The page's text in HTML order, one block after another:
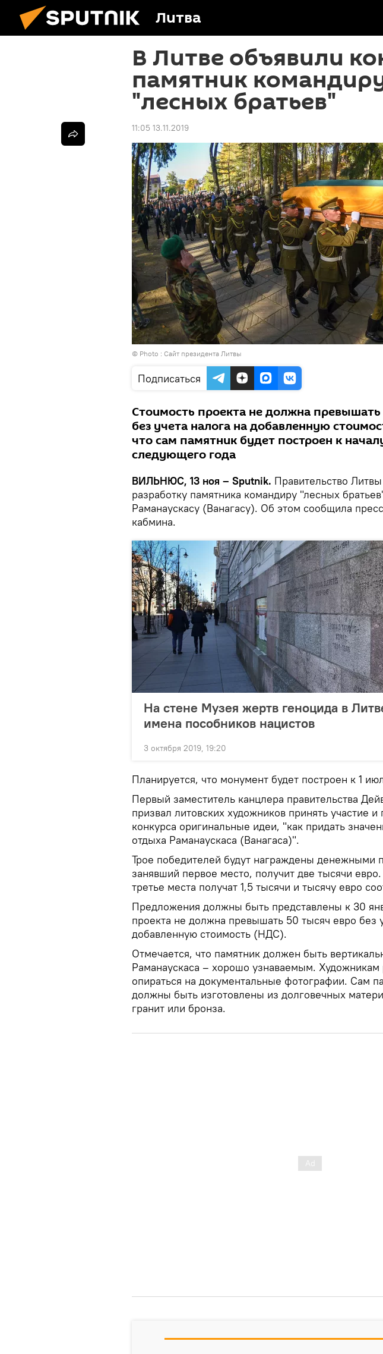
Литва
В Литве объявили
памятник
"лесных братьев"
11:05 13.11.2019
© Photo : Сайт президента Литвы
Подписаться
Стоимость проекта не должна
без учета налога на добавленную
что сам памятник будет построен к
следующего года
ВИЛЬНЮС, 13 ноя – Sputnik. Правительство
разработку памятника командиру "лесных
Раманаускасу (Ванагасу). Об этом сообщила
кабмина.
На стене Музея жертв геноцида в
имена пособников нацистов
3 октября 2019, 19:20
Планируется, что монумент будет построен к 1
Первый заместитель канцлера правительства
призвал литовских художников принять участие
конкурса оригинальные идеи, "как придать
отдыха Раманаускаса (Ванагаса)".
Трое победителей будут награждены денежными
занявший первое место, получит две тысячи
третье места получат 1,5 тысячи и тысячу евро
Предложения должны быть представлены к 30
проекта не должна превышать 50 тысяч евро без
добавленную стоимость (НДС).
Отмечается, что памятник должен быть
Раманаускаса – хорошо узнаваемым.
опираться на документальные фотографии. Сам
должны быть изготовлены из долговечных
гранит или бронза.